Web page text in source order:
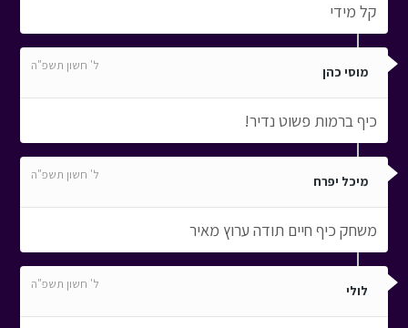
קל מידי
מוסי כהן ל' חשון תשפ"ה
כיף ברמות פשוט נדיר!
מיכל יפרח ל' חשון תשפ"ה
משחק כיף חיים תודה ערוץ מאיר
לולי ל' חשון תשפ"ה